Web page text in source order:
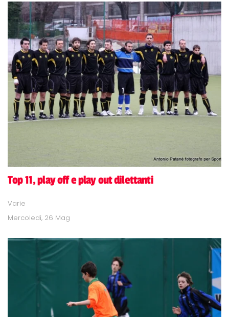
Top 11, play off e play out dilettanti
Varie
Mercoledì, 26 Mag